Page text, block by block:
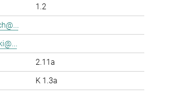
1.2
2.11a
K 1.3a